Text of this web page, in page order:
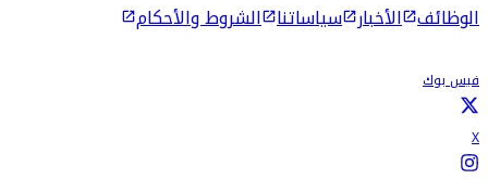
الوظائف الأخبار سياساتنا الشروط والأحكام
فيس بوك
X